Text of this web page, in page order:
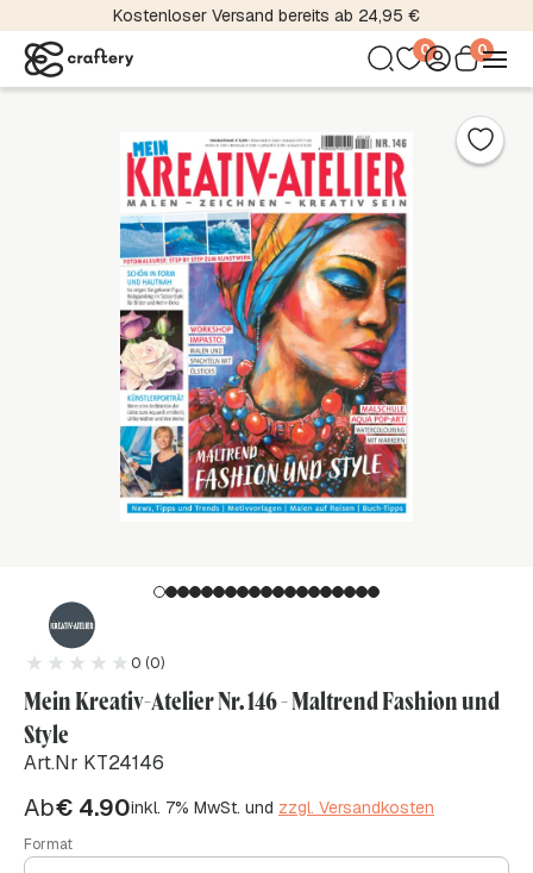
Kostenloser Versand bereits ab 24,95 €
0 0
0 (0)
Mein Kreativ-Atelier Nr. 146 - Maltrend Fashion und
Style
Art.Nr KT24146
Ab€ 4.90inkl. 7% MwSt. und zzgl. Versandkosten
Format